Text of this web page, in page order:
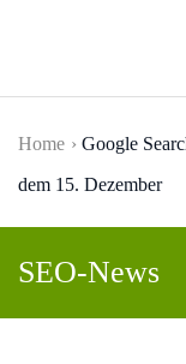
Home
Google
dem 15. Dezember
SEO-News